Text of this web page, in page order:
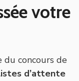
votre
du concours de
d’attente